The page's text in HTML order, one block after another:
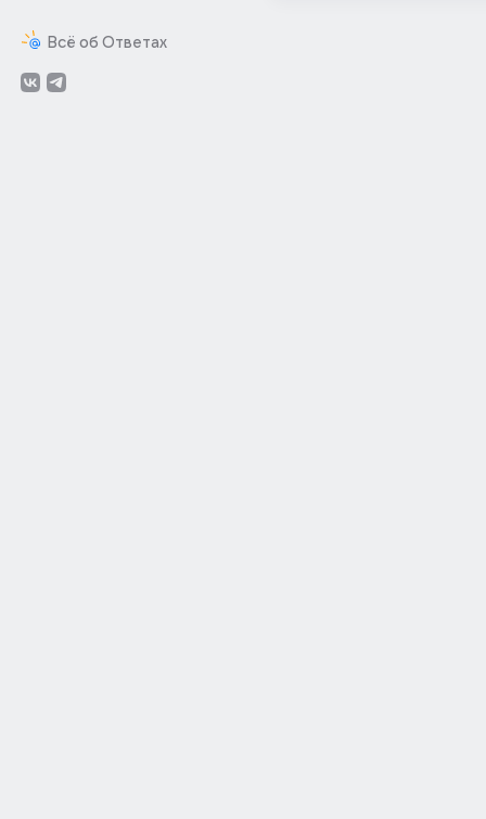
Всё об Ответах